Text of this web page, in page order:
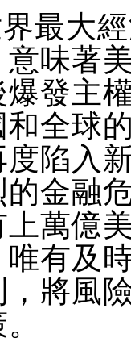
最大
味著
爆發主
全球
陷入
金融
萬億
有及
將風